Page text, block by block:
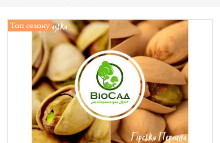
Топ сезону